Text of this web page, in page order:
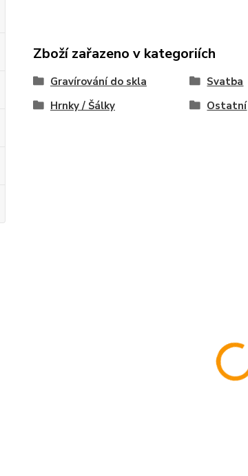
Zboží zařazeno v kategoriích
Gravírování do skla Svatba
Hrnky / Šálky
Ostatní